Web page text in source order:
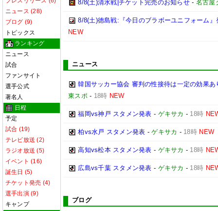
ニュース (28)
ブログ (9)
トピックス
ランキング
ニュース
試合
ファンサイト
選手公式
著名人
日程
予定
試合 (19)
テレビ放送 (2)
ラジオ放送 (5)
イベント (16)
誕生日 (5)
チケット発売 (4)
選手出演 (9)
キャンプ
8/8(土)清水戦|チケット完売のお知らせ- 名古屋
8/8(土)徳島戦:『今日のブラボーユニフォーム
NEW
ニュース
韓国サッカー協会 審判の性接待は一定の効果
東スポ- 18時 NEW
福岡vs神戸 スタメン発表 - ゲキサカ - 18時
柏vs水戸 スタメン発表 -ゲキサカ - 18時 NEW
高知vs松本 スタメン発表 - ゲキサカ - 18時
広島vs千葉 スタメン発表 - ゲキサカ - 18時
ブログ